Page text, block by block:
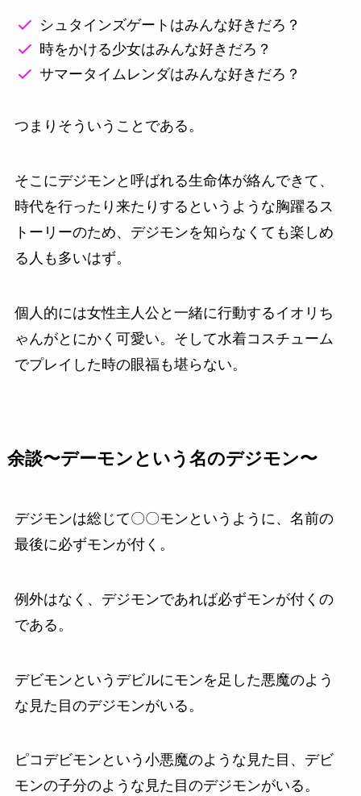
シュタインズゲートはみんな好きだろ？
時をかける少女はみんな好きだろ？
サマータイムレンダはみんな好きだろ？
つまりそういうことである。
そこにデジモンと呼ばれる生命体が絡んできて、
時代を行ったり来たりするというような胸躍るス
トーリーのため、デジモンを知らなくても楽しめ
る人も多いはず。
個人的には女性主人公と一緒に行動するイオリち
ゃんがとにかく可愛い。そして水着コスチューム
でプレイした時の眼福も堪らない。
余談〜デーモンという名のデジモン〜
デジモンは総じて〇〇モンというように、名前の
最後に必ずモンが付く。
例外はなく、デジモンであれば必ずモンが付くの
である。
デビモンというデビルにモンを足した悪魔のよう
な見た目のデジモンがいる。
ピコデビモンという小悪魔のような見た目、デビ
モンの子分のような見た目のデジモンがいる。